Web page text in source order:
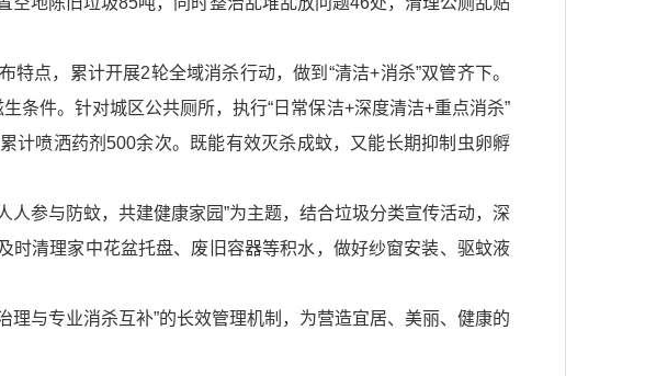
点，累计开展2轮全域消杀行动，做到“清洁+消杀”双管齐下。
条件。针对城区公共厕所，执行“日常保洁+深度清洁+重点消杀”
计喷洒药剂500余次。既能有效灭杀成蚊，又能长期抑制虫卵孵
参与防蚊，共建健康家园”为主题，结合垃圾分类宣传活动，深
时清理家中花盆托盘、废旧容器等积水，做好纱窗安装、驱蚊液
与专业消杀互补”的长效管理机制，为营造宜居、美丽、健康的